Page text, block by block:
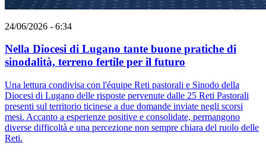
24/06/2026 - 6:34
Nella Diocesi di Lugano tante buone pratiche di
sinodalità, terreno fertile per il futuro
Una lettura condivisa con l'équipe Reti pastorali e Sinodo della
Diocesi di Lugano delle risposte pervenute dalle 25 Reti Pastorali
presenti sul territorio ticinese a due domande inviate negli scorsi
mesi. Accanto a esperienze positive e consolidate, permangono
diverse difficoltà e una percezione non sempre chiara del ruolo delle
Reti.